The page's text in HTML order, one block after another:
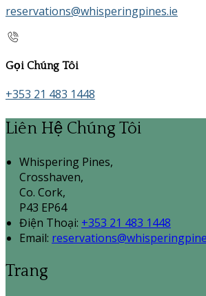
reservations@whisperingpines.ie
Gọi Chúng Tôi
+353 21 483 1448
Liên Hệ Chúng Tôi
Whispering Pines,
Crosshaven,
Co. Cork,
P43 EP64
Điện Thoại: +353 21 483 1448
Email:
Trang